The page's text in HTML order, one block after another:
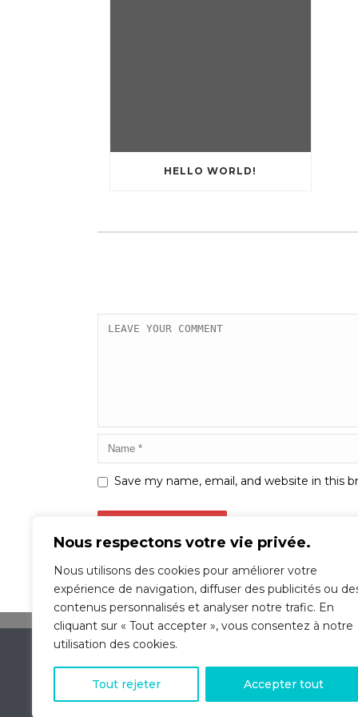
Nous respectons votre vie privée.
Nous utilisons des cookies pour améliorer votre
expérience de navigation, diffuser des publicités ou
contenus personnalisés et analyser notre trafic. En
cliquant sur « Tout accepter », vous consentez à notre
utilisation des cookies.
Tout rejeter Accepter tout
HELLO WORLD!
Save my name, email, and website in this
Telephone : 514-728-0404